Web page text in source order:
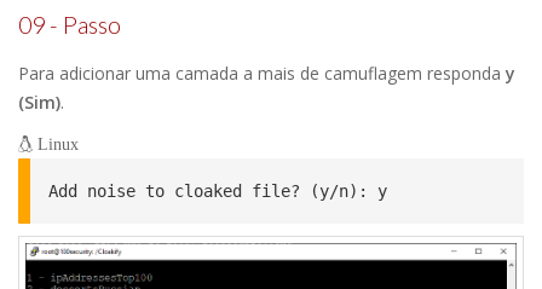
09 - Passo
Para adicionar uma camada a mais de camuflagem responda y
(Sim).
Linux
Add noise to cloaked file? (y/n): y